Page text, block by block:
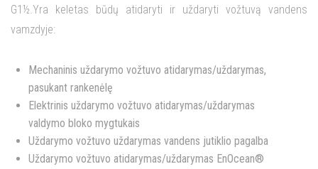
G1½.Yra keletas būdų atidaryti ir uždaryti vožtuvą vandens
vamzdyje:
Mechaninis uždarymo vožtuvo atidarymas/uždarymas,
pasukant rankenėlę
Elektrinis uždarymo vožtuvo atidarymas/uždarymas
valdymo bloko mygtukais
Uždarymo vožtuvo uždarymas vandens jutiklio pagalba
Uždarymo vožtuvo atidarymas/uždarymas EnOcean®